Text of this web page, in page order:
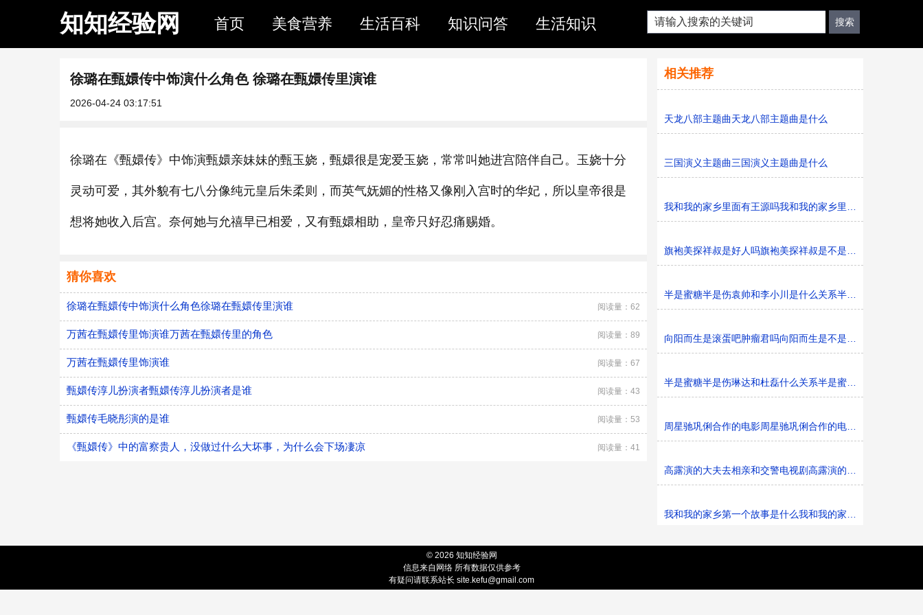
知知经验网 首页 美食营养 生活百科 知识问答 生活知识
徐璐在甄嬛传中饰演什么角色 徐璐在甄嬛传里演谁
2026-04-24 03:17:51
徐璐在《甄嬛传》中饰演甄嬛亲妹妹的甄玉娆，甄嬛很是宠爱玉娆，常常叫她进宫陪伴自己。玉娆十分
灵动可爱，其外貌有七八分像纯元皇后朱柔则，而英气妩媚的性格又像刚入宫时的华妃，所以皇帝很是
想将她收入后宫。奈何她与允禧早已相爱，又有甄嬛相助，皇帝只好忍痛赐婚。
猜你喜欢
徐璐在甄嬛传中饰演什么角色徐璐在甄嬛传里演谁 阅读量：62
万茜在甄嬛传里饰演谁万茜在甄嬛传里的角色 阅读量：89
万茜在甄嬛传里饰演谁 阅读量：67
甄嬛传淳儿扮演者甄嬛传淳儿扮演者是谁 阅读量：43
甄嬛传毛晓彤演的是谁 阅读量：53
《甄嬛传》中的富察贵人，没做过什么大坏事，为什么会下场凄凉 阅读量：41
相关推荐
天龙八部主题曲天龙八部主题曲是什么
三国演义主题曲三国演义主题曲是什么
我和我的家乡里面有王源吗我和我的家乡里面有不有王源
旗袍美探祥叔是好人吗旗袍美探祥叔是不是好人
半是蜜糖半是伤袁帅和李小川是什么关系半是蜜糖半是伤袁
向阳而生是滚蛋吧肿瘤君吗向阳而生是不是滚蛋吧肿瘤君
半是蜜糖半是伤琳达和杜磊什么关系半是蜜糖半是伤琳达和
周星驰巩俐合作的电影周星驰巩俐合作的电影是什么
高露演的大夫去相亲和交警电视剧高露演的大夫去和交警相
我和我的家乡第一个故事是什么我和我的家乡的第一个故事是
© 2026 知知经验网
信息来自网络 所有数据仅供参考
有疑问请联系站长 site.kefu@gmail.com